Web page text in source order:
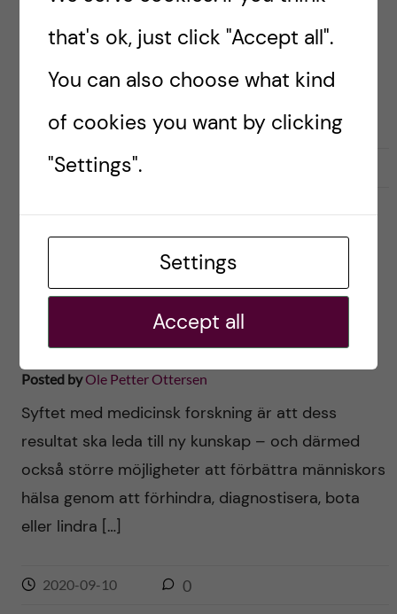
kommande budgetpropositionen. Generellt
anläggs ett tydligt positivt och framåtsyftande
perspektiv. Det är uppenbart att regeringen
lyssnat på den intensiva […]
2020-09-17
FORSKNINGSFINANSIERING
Covid-19 drabbar Sveriges
innovationskraft: Nu behövs
ett förstärkt statligt stöd
Posted byOle Petter Ottersen
Syftet med medicinsk forskning är att dess
resultat ska leda till ny kunskap – och därmed
också större möjligheter att förbättra människors
hälsa genom att förhindra, diagnostisera, bota
eller lindra […]
2020-09-10 0
that's ok, just click "Accept all".
You can also choose what kind
of cookies you want by clicking
"Settings".
Settings
Accept all